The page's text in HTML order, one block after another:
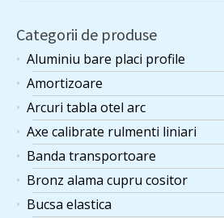
Categorii de produse
Aluminiu bare placi profile
Amortizoare
Arcuri tabla otel arc
Axe calibrate rulmenti liniari
Banda transportoare
Bronz alama cupru cositor
Bucsa elastica